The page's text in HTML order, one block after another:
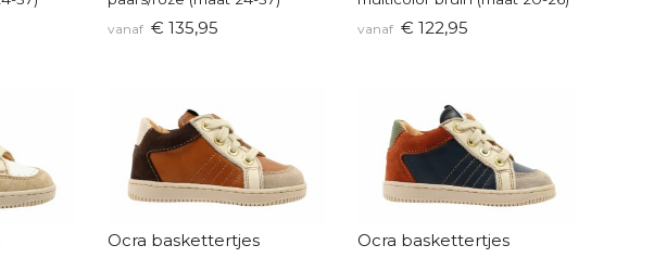
vanaf € 135,95 vanaf € 122,95
Ocra baskettertjes Ocra baskettertjes